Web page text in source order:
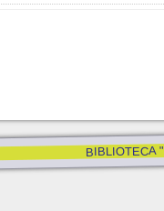
BIBLIOTECA